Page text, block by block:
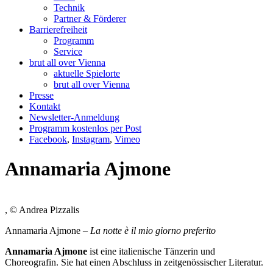
Technik
Partner & Förderer
Barrierefreiheit
Programm
Service
brut all over Vienna
aktuelle Spielorte
brut all over Vienna
Presse
Kontakt
Newsletter-Anmeldung
Programm kostenlos per Post
Facebook, Instagram, Vimeo
Annamaria Ajmone
, © Andrea Pizzalis
Annamaria Ajmone – La notte è il mio giorno preferito
Annamaria Ajmone ist eine italienische Tänzerin und
Choreografin. Sie hat einen Abschluss in zeitgenössischer Literatur.